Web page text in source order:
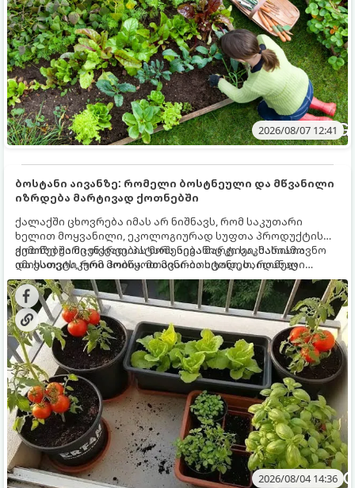
2026/08/07 12:41
ბოსტანი აივანზე: რომელი ბოსტნეული და მწვანილი
იზრდება მარტივად ქოთნებში
ქალაქში ცხოვრება იმას არ ნიშნავს, რომ საკუთარი
ხელით მოყვანილი, ეკოლოგიურად სუფთა პროდუქტის
გემოზე უარი თქვათ. პატარა აივანიც კი საკმარისია
იმისათვის, რომ მოიწყოთ მინი-ბოსტანი, საიდანაც
ყოველდღიურად ახალ, არომატულ მწვანილსა და
ბოსტნეულს მოკრეფთ.
ქოთნებში მცენარეების მოშენება მარტივი, სასიამოვნო
და ესთეტიკური ჰობია. მთავარია იცოდეთ, რომელი
კულტურები ეგუებიან ქოთნის პირობებს ყველაზე კარგად
და როგორ მოუაროთ მათ სწორად.
2026/08/04 14:36